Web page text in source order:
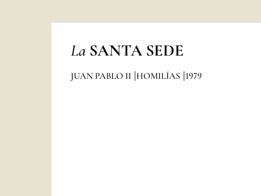
La SANTA SEDE
JUAN PABLO II HOMILÍAS 1979